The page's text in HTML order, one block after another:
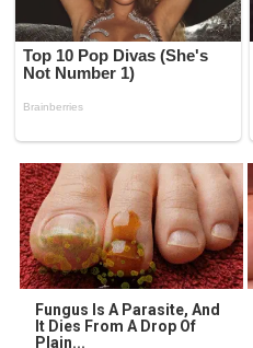
Fungus Is A Parasite, And
It Dies From A Drop Of
Plain...